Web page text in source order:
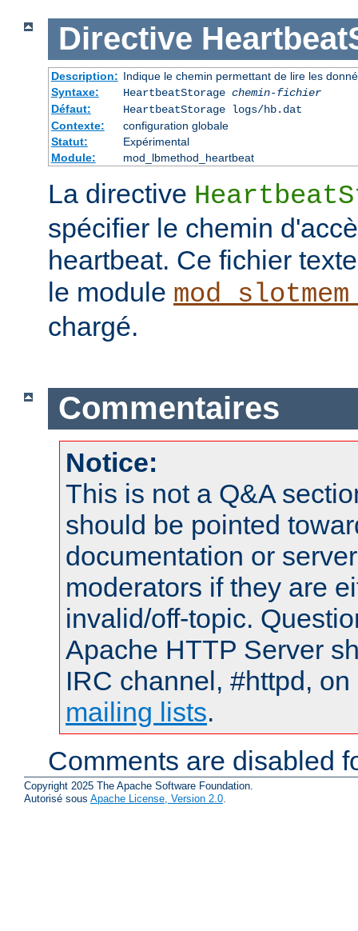
Directive
Description: Indique le chemin permettant de lire les
Syntaxe:
HeartbeatStorage chemin-fichier
Défaut:
HeartbeatStorage logs/hb.dat
Contexte:
configuration globale
Statut:
Expérimental
Module:
mod_lbmethod_heartbeat
La directive
spécifier le chemin
heartbeat. Ce fichier
le module
chargé.
Commentaires
Notice:
This is not a Q&A
should be pointed
documentation or
moderators if they are
invalid/off-topic.
Apache HTTP Server
IRC channel, #httpd,
mailing lists.
Comments are disabled
Copyright 2025 The Apache Software Foundation.
Autorisé sous Apache License, Version 2.0